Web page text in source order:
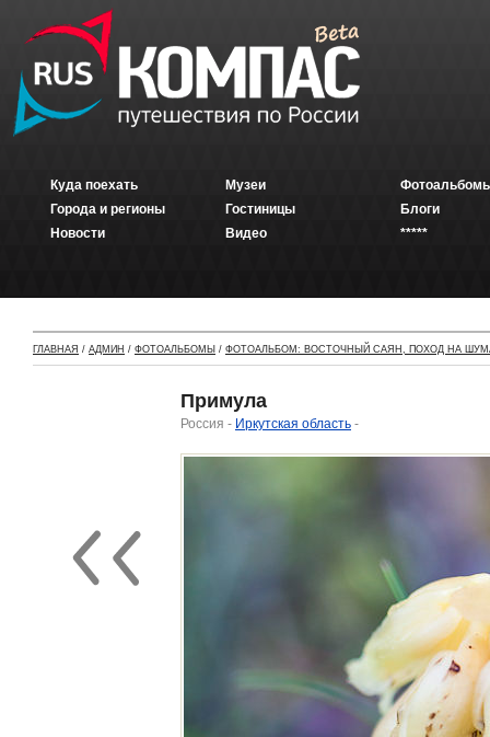
Куда поехать
Города и регионы
Новости
Музеи
Гостиницы
Видео
Блоги
*****
ГЛАВНАЯ / АДМИН / ФОТОАЛЬБОМЫ / ФОТОАЛЬБОМ: ВОСТОЧНЫЙ САЯН, ПОХОД НА
Примула
Россия - Иркутская область -